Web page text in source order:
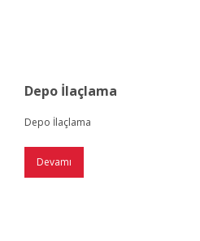
Depo İlaçlama
Depo İlaçlama
Devamı